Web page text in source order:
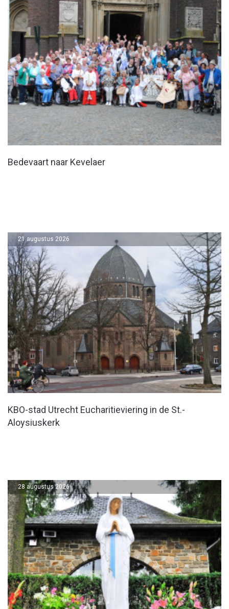
Bedevaart naar Kevelaer
KBO-stad Utrecht Eucharitieviering in de St.-
Aloysiuskerk
21 augustus 2026
28 augustus 2026